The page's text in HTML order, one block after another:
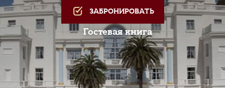
ЗАБРОНИРОВАТЬ
Гостевая книга